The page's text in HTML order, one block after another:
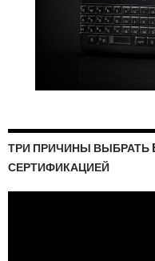
ТРИ ПРИЧИНЫ ВЫБРАТЬ
СЕРТИФИКАЦИЕЙ